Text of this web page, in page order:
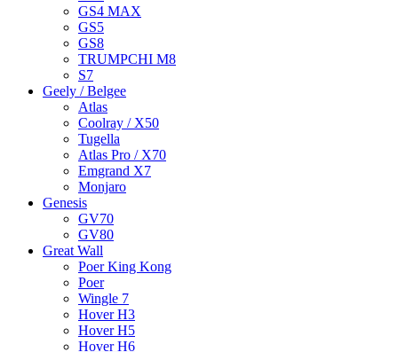
GS4 MAX
GS5
GS8
TRUMPCHI M8
S7
Geely / Belgee
Atlas
Coolray / X50
Tugella
Atlas Pro / X70
Emgrand X7
Monjaro
Genesis
GV70
GV80
Great Wall
Poer King Kong
Poer
Wingle 7
Hover H3
Hover H5
Hover H6